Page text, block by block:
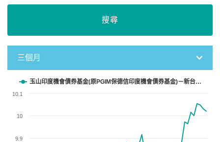
搜尋
三個月
Chart
The chart has 1 Y axis displaying values. Data ranges from
9.9
10
10.1
玉山印度機會債券基金(原PGIM保德信印度機會債券基金)－新台…